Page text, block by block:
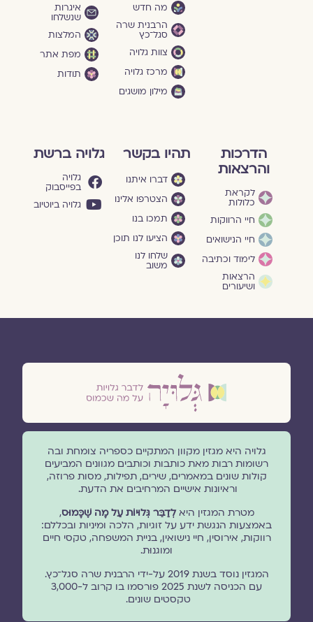
מה חדש
הרבנית שרה
סגל־כץ
צוות גלויה
מרכז גלויה
מילון מושגים
איגרות
שנשלחו
המלצות
מפת אתר
תודות
הדרכות
והרצאות
לקראת
כלולות
חיי הרווקות
חיי הנישואים
לימוד וכתיבה
הרצאות
ושיעורים
תהיו בקשר
דברו איתנו
הצטרפו אלינו
תמכו בנו
הציעו לנו תוכן
שלחו לנו
משוב
גלויה ברשת
גלויה
בפייסבוק
גלויה ביוטיוב
גלויה היא מגזין מקוון המתקיים כספריה צומחת ובה
רשומות רבות מאת כותבות וכותבים מגוונים המביעים
קולות שונים במאמרים, שירים, תפילות, מסות פרוזה,
וראיונות אישיים המרחיבים את הדעת.
מטרת המגזין היאלְדַבֵּר גְּלוּיוֹת עַל מָה שֶׁכָּמוּס,
באמצעות הנגשת ידע על זוגיות, הלכה ומיניות ובכללם:
רווקות, אירוסין, חיי נישואין, בניית המשפחה, טקסי חיים
ומוגנוּת.
המגזין נוסד בשנת 2019 על-ידי הרבנית שרה סגל־כץ.
עם הכניסה לשנת 2025 פורסמו בו קרוב ל-3,000
טקסטים שונים.